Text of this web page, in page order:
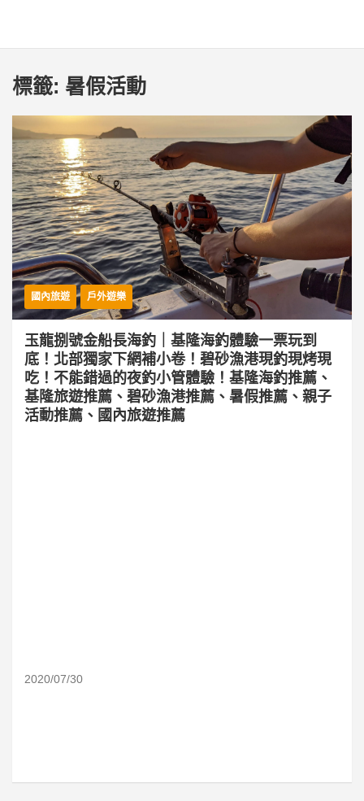
標籤: 暑假活動
國內旅遊 戶外遊樂
玉龍捌號金船長海釣｜基隆海釣體驗一票玩到
底！北部獨家下網補小卷！碧砂漁港現釣現烤現
吃！不能錯過的夜釣小管體驗！基隆海釣推薦、
基隆旅遊推薦、碧砂漁港推薦、暑假推薦、親子
活動推薦、國內旅遊推薦
2020/07/30